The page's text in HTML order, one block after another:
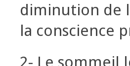
diminution de
la conscience
2- Le sommeil